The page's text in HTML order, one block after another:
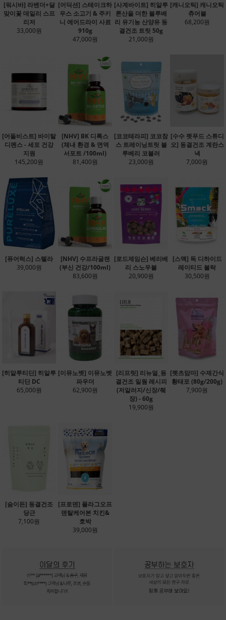
[워시바] 라벤더+달
맞이꽃 데일리 스프
리저
33,000원
[어딕션] 스테이크하
우스 소고기 & 주키
니 에어드라이 사료
910g
47,000원
[사계바이트] 히알루
론산을 더한 블루베
리 유기농 산양유 동
결건조 트릿 50g
21,000원
[캐니오틱] 캐니오틱
츄어블
68,200원
[어돌비스트] 바이탈
디펜스 - 세포 건강
지원
145,200원
[NHV] BK 디톡스
(체내 환경 & 면역
서포트 /100ml)
81,400원
[코코테라피] 코코참
스 트레이닝트릿 블
루베리 코블러
23,000원
[수수 펫푸드 스튜디
오] 동결건조 계란스
낵
7,000원
[퓨어럭스] 스텔라
39,000원
[NHV] 수프라글랜
(부신 건강/100ml)
83,600원
[로드제임슨] 베리베
리 스노우볼
20,900원
[스맥] 독 디하이드
레이티드 볼락
30,500원
[히알루티딘] 히알루
티딘 DC
65,000원
[이뮤노벳] 이뮤노벳
파우더
62,900원
[리프릿] 리뉴얼_동
결건조 밀웜 레시피
(저알러지/신장/췌
장) - 60g
19,900원
[펫츠맘마] 수제간식
황태포 (80g/200g)
7,900원
[숨이든] 동결건조
당근
7,100원
[프로덴] 플라그오프
덴탈케어본 치킨&
호박
39,000원